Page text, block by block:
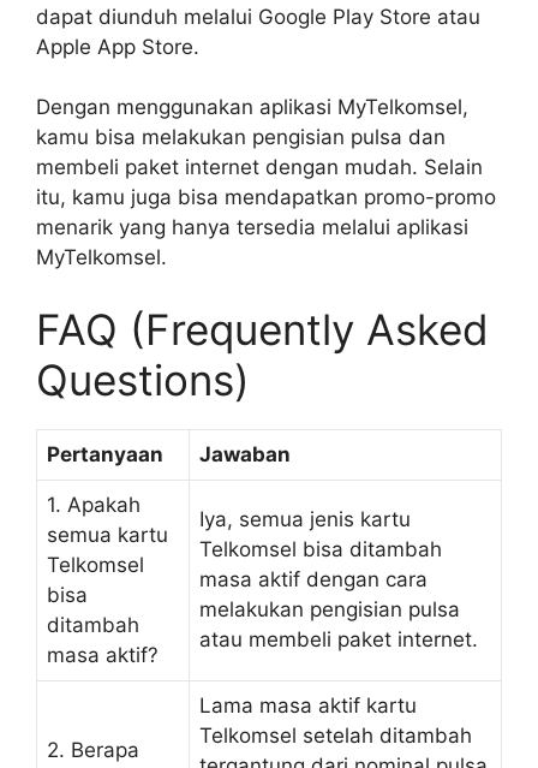
dapat diunduh melalui Google Play Store atau
Apple App Store.
Dengan menggunakan aplikasi MyTelkomsel,
kamu bisa melakukan pengisian pulsa dan
membeli paket internet dengan mudah. Selain
itu, kamu juga bisa mendapatkan promo-promo
menarik yang hanya tersedia melalui aplikasi
MyTelkomsel.
FAQ (Frequently Asked
Questions)
Pertanyaan Jawaban
1. Apakah
semua kartu
Telkomsel
bisa
ditambah
masa aktif?
Iya, semua jenis kartu
Telkomsel bisa ditambah
masa aktif dengan cara
melakukan pengisian pulsa
atau membeli paket internet.
2. Berapa
Lama masa aktif kartu
Telkomsel setelah ditambah